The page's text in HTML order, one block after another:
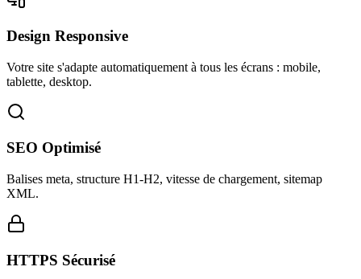
Design Responsive
Votre site s'adapte automatiquement à tous les écrans : mobile,
tablette, desktop.
SEO Optimisé
Balises meta, structure H1-H2, vitesse de chargement, sitemap
XML.
HTTPS Sécurisé